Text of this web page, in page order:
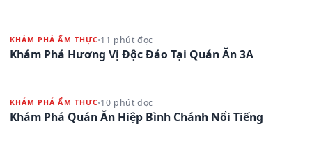
KHÁM PHÁ ẨM THỰC 11 phút đọc
Khám Phá Hương Vị Độc Đáo Tại Quán Ăn 3A
KHÁM PHÁ ẨM THỰC 10 phút đọc
Khám Phá Quán Ăn Hiệp Bình Chánh Nổi Tiếng